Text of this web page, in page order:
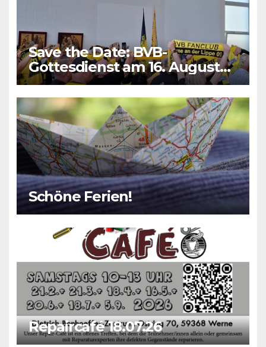
Save the Date: BVB-
Gottesdienst am 16. August
2026
Schöne Ferien!
Repaircafé 18.07.26